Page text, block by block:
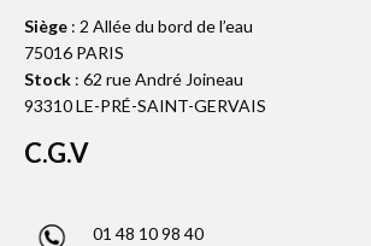
Siège : 2 Allée du bord de l’eau
75016 PARIS
Stock : 62 rue André Joineau
93310 LE-PRÉ-SAINT-GERVAIS
C.G.V
01 48 10 98 40